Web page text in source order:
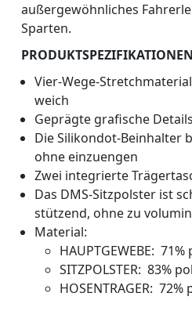
außergewöhnliches
Sparten.
Vier-Wege-
weich
Geprägte grafische Details
Die Silikondot-Beinhalter
ohne einzuengen
Zwei integrierte
Das DMS-Sitzpolster ist
stützend, ohne zu
Material:
HAUPTGEWEBE:
SITZPOLSTER: 83%
HOSENTRAGER: